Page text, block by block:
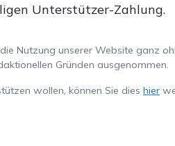
Unterstützer-Zahlung.
Nutzung unserer Website ganz
Gründen ausgenommen.
wollen, können Sie dies hier